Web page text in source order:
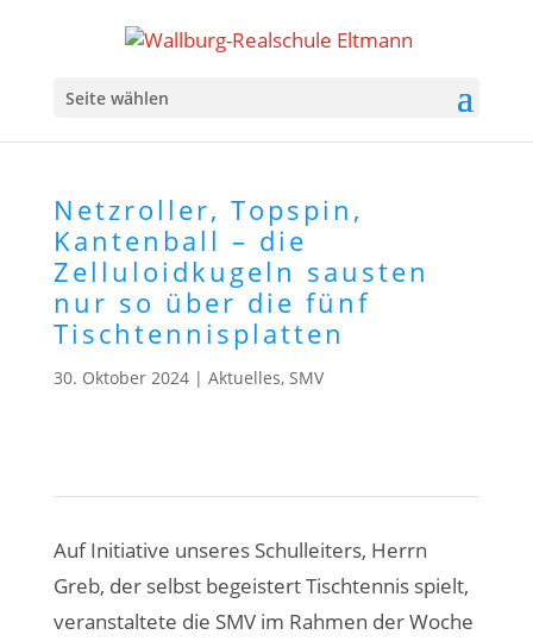
Seite wählen
Netzroller, Topspin,
Kantenball – die
Zelluloidkugeln sausten
nur so über die fünf
Tischtennisplatten
30. Oktober 2024| Aktuelles, SMV
Auf Initiative unseres Schulleiters, Herrn
Greb, der selbst begeistert Tischtennis spielt,
veranstaltete die SMV im Rahmen der Woche